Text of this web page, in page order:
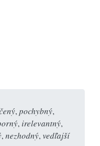
, pochybný,
, irelevantný,
, nezhodný, vedľajší